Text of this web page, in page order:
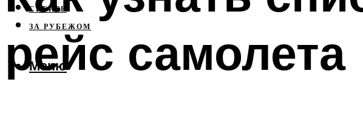
СИБИРЬ
ЗА РУБЕЖОМ
Меню
рейс самолета